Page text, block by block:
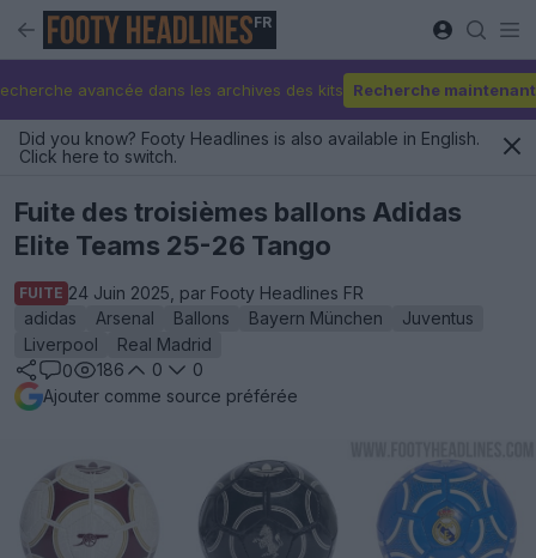
FR
avancée dans les archives des kits Recherche maintenant
Did you know? Footy Headlines is also available in English.
Click here to switch.
Fuite des troisièmes ballons Adidas
Elite Teams 25-26 Tango
FUITE 24 Juin 2025, par Footy Headlines FR
adidas
Arsenal Ballons Bayern München
Juventus
Liverpool
Real Madrid
0
186 0
0
Ajouter comme source préférée